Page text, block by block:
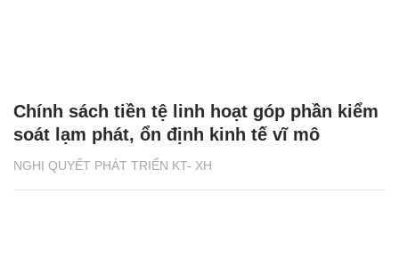
NGHỊ QUYẾT PHÁT TRIỂN KT- XH
Chính sách tiền tệ linh hoạt góp phần kiểm
soát lạm phát, ổn định kinh tế vĩ mô